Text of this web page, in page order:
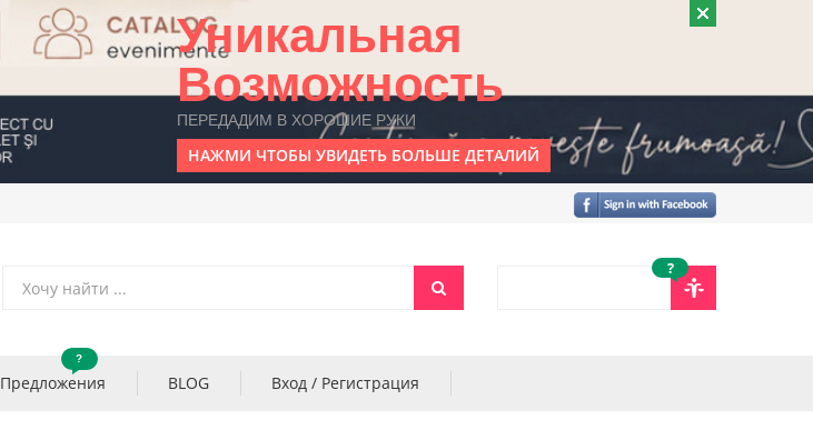
Уникальная
Возможность
ПЕРЕДАДИМ В ХОРОШИЕ РУКИ
НАЖМИ ЧТОБЫ УВИДЕТЬ БОЛЬШЕ ДЕТАЛИЙ
?
Предложения
?
BLOG Вход / Регистрация